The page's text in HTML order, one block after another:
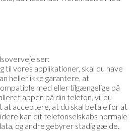
til vores applikationer, skal du have
heller ikke garantere, at
med eller tilgængelige på
appen på din telefon, vil du
acceptere, at du skal betale for at
kan dit telefonselskabs normale
og andre gebyrer stadig gælde.